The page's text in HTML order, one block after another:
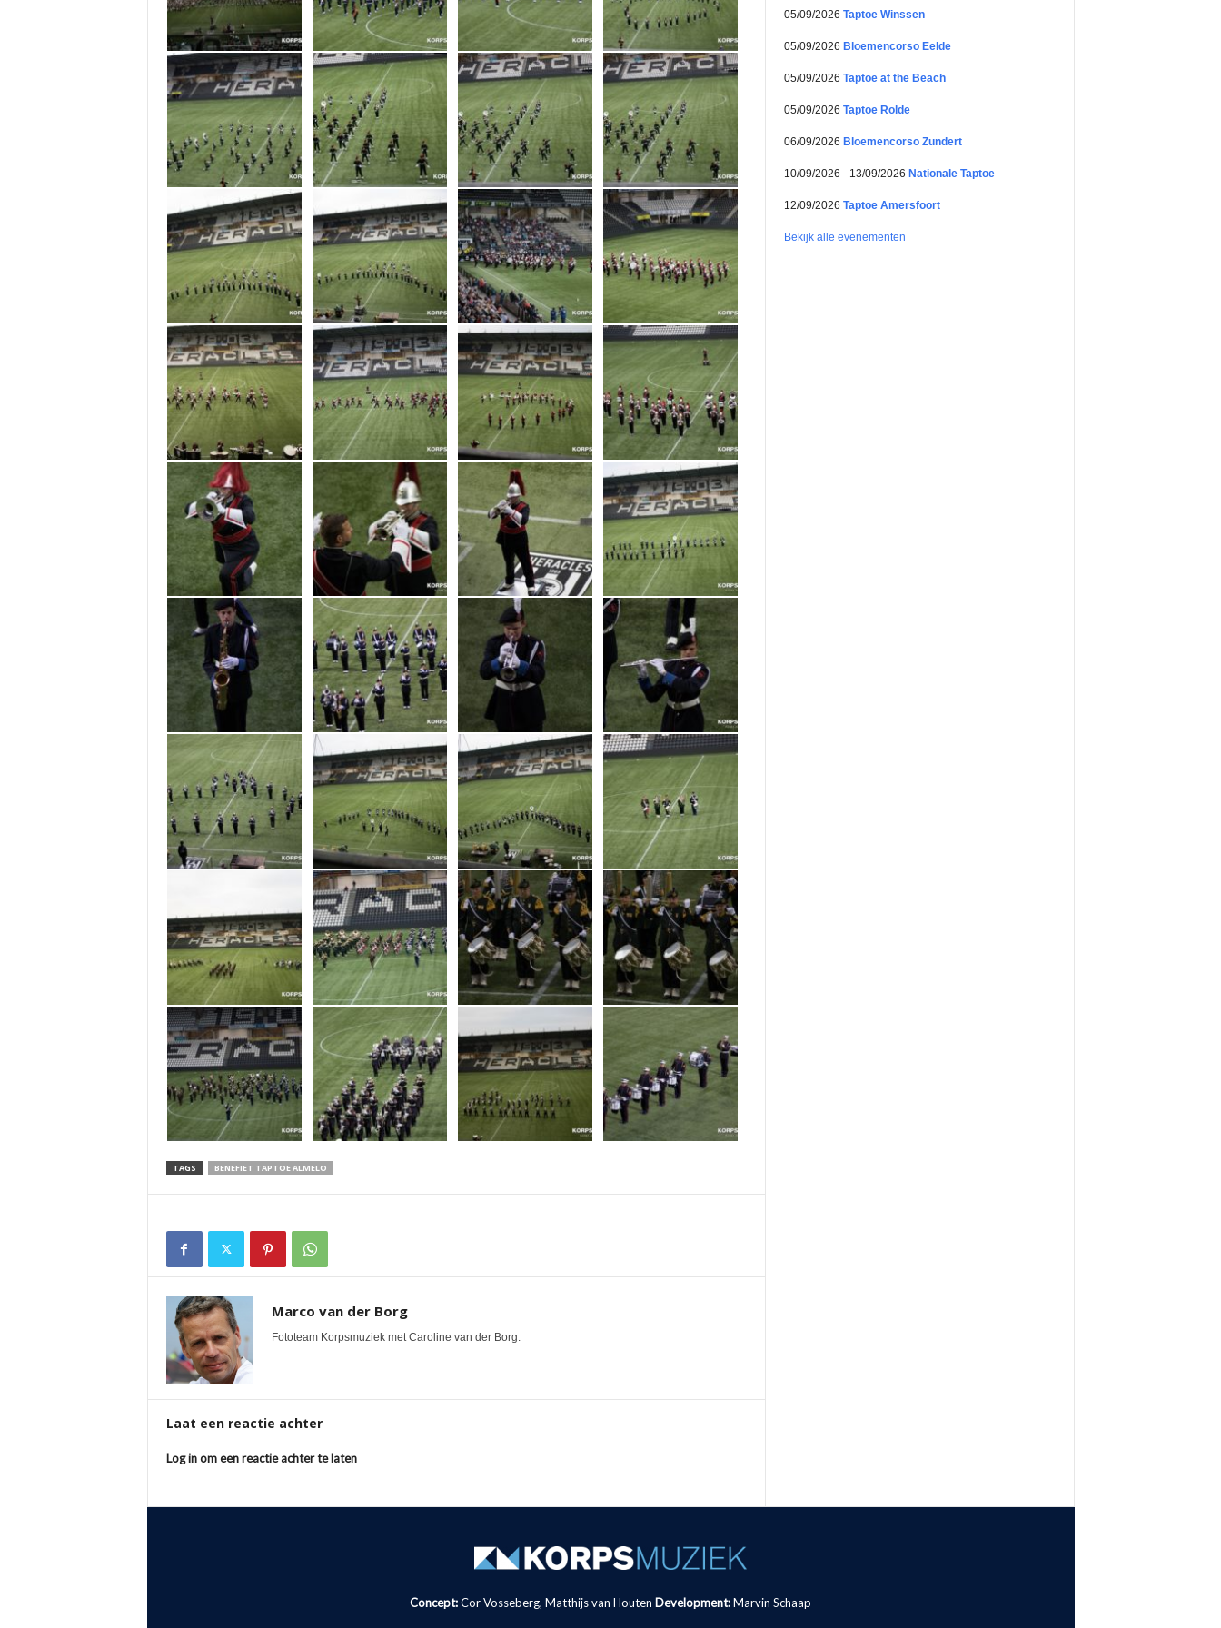
TAGS BENEFIET TAPTOE ALMELO
Marco van der Borg
Fototeam Korpsmuziek met Caroline van der Borg.
Laat een reactie achter
Log in om een reactie achter te laten
05/09/2026 Taptoe Winssen
05/09/2026 Bloemencorso Eelde
05/09/2026 Taptoe at the Beach
05/09/2026 Taptoe Rolde
06/09/2026 Bloemencorso Zundert
10/09/2026 - 13/09/2026 Nationale Taptoe
12/09/2026 Taptoe Amersfoort
Bekijk alle evenementen
Concept:Cor Vosseberg, Matthijs van Houten Development:Marvin Schaap